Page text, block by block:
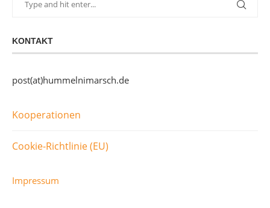
KONTAKT
post(at)hummelnimarsch.de
Kooperationen
Cookie-Richtlinie (EU)
Impressum